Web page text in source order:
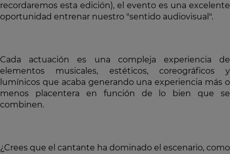
recordaremos esta edición), el evento es una excelente
oportunidad entrenar nuestro "sentido audiovisual".
Cada actuación es una compleja experiencia de
elementos musicales, estéticos, coreográficos y
lumínicos que acaba generando una experiencia más o
menos placentera en función de lo bien que se
combinen.
¿Crees que el cantante ha dominado el escenario, como